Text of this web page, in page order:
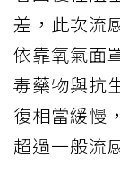
差，此次流
依靠氧氣面
毒藥物與抗
復相當緩慢
超過一般流